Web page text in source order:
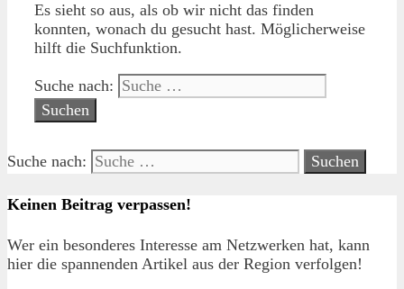
Es sieht so aus, als ob wir nicht das finden
konnten, wonach du gesucht hast. Möglicherweise
hilft die Suchfunktion.
Suche nach:
Suche nach:
Keinen Beitrag verpassen!
Wer ein besonderes Interesse am Netzwerken hat, kann
hier die spannenden Artikel aus der Region verfolgen!